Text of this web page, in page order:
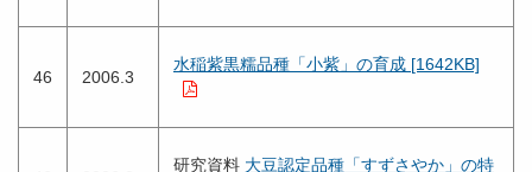
46 2006.3
水稲紫黒糯品種「小紫」の育成 [1642KB]
研究資料 大豆認定品種「すずさやか」の特